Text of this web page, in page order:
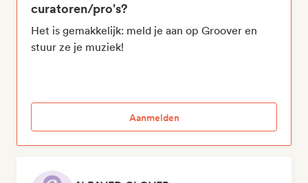
curatoren/pro's?
Het is gemakkelijk: meld je aan op Groover en
stuur ze je muziek!
Aanmelden